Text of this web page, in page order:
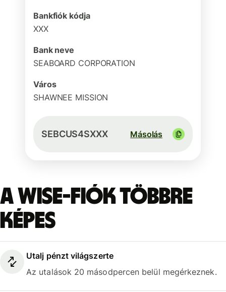
Bankfiók kódja
XXX
Bank neve
SEABOARD CORPORATION
Város
SHAWNEE MISSION
SEBCUS4SXXX Másolás
A Wise-fiók többre
képes
Utalj pénzt világszerte
Az utalások 20 másodpercen belül megérkeznek.